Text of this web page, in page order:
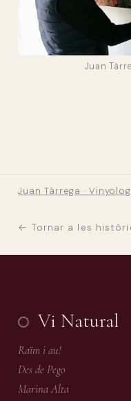
Juan
Juan Tàrrega ·
← Tornar a les
Vi Natural
Raïm i au!
Des de Pego
Marina Alta